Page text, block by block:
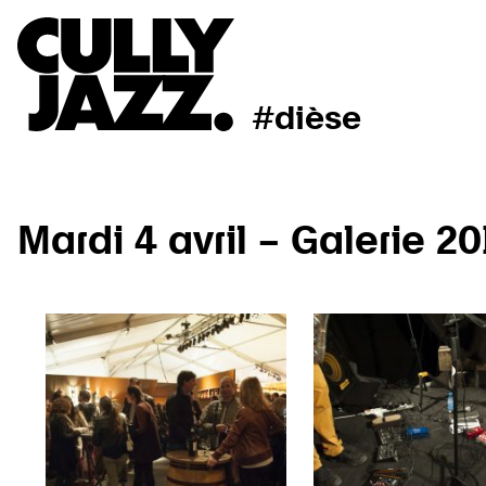
#dièse
Mardi 4 avril – Galerie